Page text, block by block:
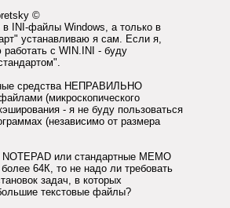
©
INI-файлы Windows, а только в
устанавливаю я сам. Если я,
с WIN.INI - буду
средства НЕПРАВИЛЬНО
(микроскопического
- я не буду пользоваться
(независимо от размера
или стандартные MEMO
64К, то не надо ли требовать
задач, в которых
текстовые файлы?